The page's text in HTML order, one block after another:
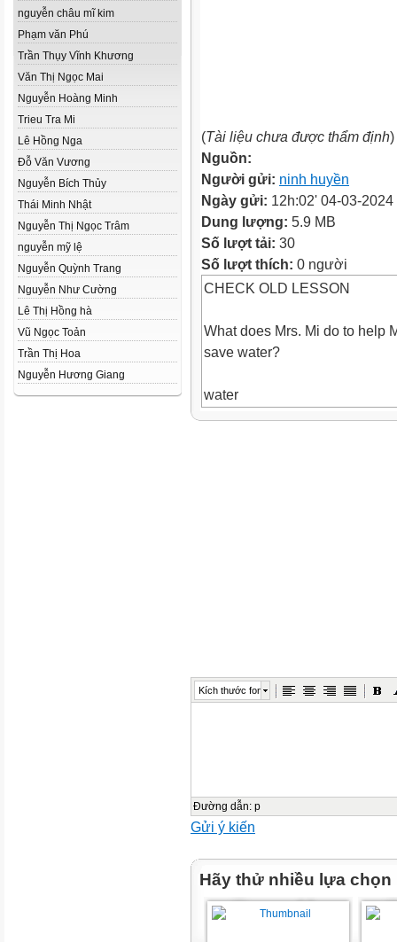
nguyễn châu mĩ kim
Phạm văn Phú
Trần Thụy Vĩnh Khương
Văn Thị Ngọc Mai
Nguyễn Hoàng Minh
Trieu Tra Mi
Lê Hồng Nga
Đỗ Văn Vương
Nguyễn Bích Thủy
Thái Minh Nhật
Nguyễn Thị Ngọc Trâm
nguyễn mỹ lệ
Nguyễn Quỳnh Trang
Nguyễn Như Cường
Lê Thị Hồng hà
Vũ Ngọc Toản
Trần Thị Hoa
Nguyễn Hương Giang
(Tài liệu chưa được thẩm định)
Nguồn:
Người gửi: ninh huyền
Ngày gửi: 12h:02' 04-03-2024
Dung lượng: 5.9 MB
Số lượt tải: 30
Số lượt thích: 0 người
CHECK OLD LESSON
What does Mrs. Mi do to help
save water?
water
I.VOCABULARY
Matching
1. source of power
Kích thước font
Đường dẫn: p
Gửi ý kiến
Hãy thử nhiều lựa chọn